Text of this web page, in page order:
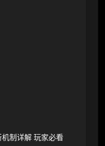
制详解 玩家必看